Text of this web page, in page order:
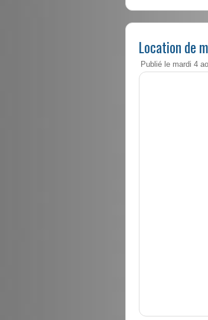
Location de
Publié le mardi 4